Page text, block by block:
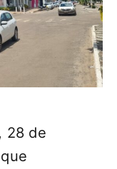
28 de